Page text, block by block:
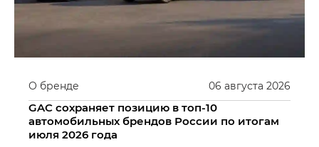
06 августа 2026
О бренде
GAC сохраняет позицию в топ-10
автомобильных брендов России по итогам
июля 2026 года